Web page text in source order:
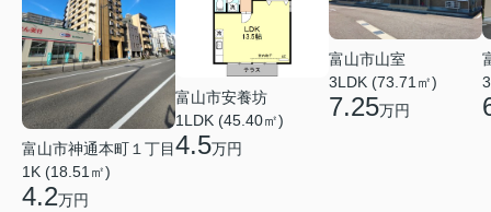
富山市神通本町１丁目
1K (18.51㎡)
4.2万円
富山市安養坊
1LDK (45.40㎡)
4.5万円
富山市山室
3LDK (73.71㎡)
7.25万円